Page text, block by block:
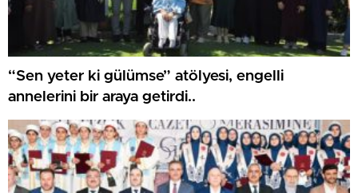
“Sen yeter ki gülümse” atölyesi, engelli
annelerini bir araya getirdi..